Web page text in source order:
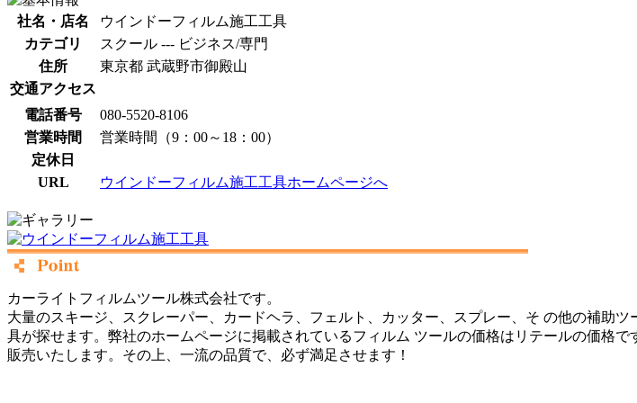
社名・店名
ウインドーフィルム施工工具
カテゴリ
スクール --- ビジネス/専門
住所
東京都 武蔵野市御殿山
交通アクセス
電話番号
080-5520-8106
営業時間
営業時間（9：00～18：00）
定休日
URL
ウインドーフィルム施工工具ホームページへ
カーライトフィルムツール株式会社です。
大量のスキージ、スクレーパー、カードヘラ、フェルト、カッター、スプレー、そ の他の補助
具が探せます。弊社のホームページに掲載されているフィルム ツールの価格はリテールの価格
販売いたします。その上、一流の品質で、必ず満足させます！